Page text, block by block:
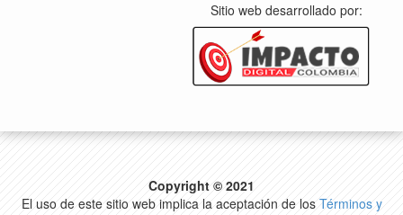
Sitio web desarrollado por:
Copyright © 2021
El uso de este sitio web implica la aceptación de los Términos y